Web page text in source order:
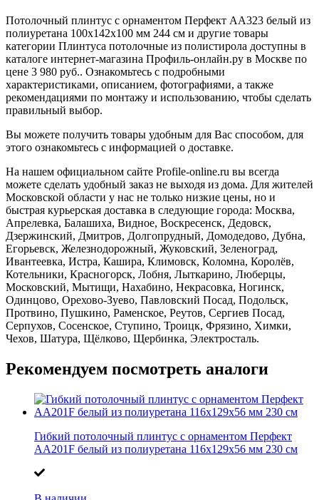
Потолочный плинтус с орнаментом Перфект AA323 белый из
полиуретана 100х142х100 мм 244 см и другие товары
категории Плинтуса потолочные из полистирола доступны в
каталоге интернет-магазина Профиль-онлайн.ру в Москве по
цене 3 980 руб.. Ознакомьтесь с подробными
характеристиками, описанием, фотографиями, а также
рекомендациями по монтажу и использованию, чтобы сделать
правильный выбор.
Вы можете получить товары удобным для Вас способом, для
этого ознакомьтесь с информацией о доставке.
На нашем официальном сайте Profile-online.ru вы всегда
можете сделать удобный заказ не выходя из дома. Для жителей
Московской области у нас не только низкие цены, но и
быстрая курьерская доставка в следующие города: Москва,
Апрелевка, Балашиха, Видное, Воскресенск, Дедовск,
Дзержинский, Дмитров, Долгопрудный, Домодедово, Дубна,
Егорьевск, Железнодорожный, Жуковский, Зеленоград,
Ивантеевка, Истра, Кашира, Климовск, Коломна, Королёв,
Котельники, Красногорск, Лобня, Лыткарино, Люберцы,
Московский, Мытищи, Нахабино, Некрасовка, Ногинск,
Одинцово, Орехово-Зуево, Павловский Посад, Подольск,
Протвино, Пушкино, Раменское, Реутов, Сергиев Посад,
Серпухов, Сосенское, Ступино, Троицк, Фрязино, Химки,
Чехов, Шатура, Щёлково, Щербинка, Электросталь.
Рекомендуем посмотреть аналоги
Гибкий потолочный плинтус с орнаментом Перфект
AA201F белый из полиуретана 116х129х56 мм 230 см